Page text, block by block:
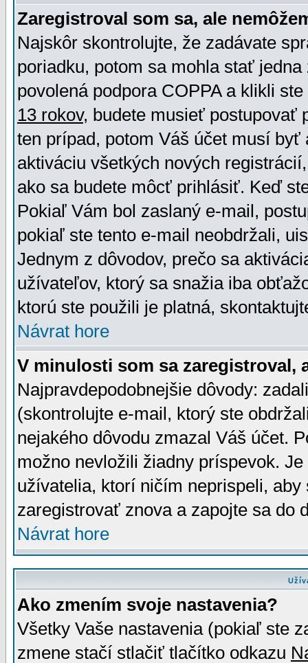
Zaregistroval som sa, ale
Najskôr skontrolujte, že zadávate
poriadku, potom sa mohla stať
povolená podpora COPPA a klikli
13 rokov, budete musieť postupovať
ten prípad, potom Váš účet musí
aktiváciu všetkých nových
ako sa budete môcť prihlásiť. Keď
Pokiaľ Vám bol zaslaný e-mail,
pokiaľ ste tento e-mail neobdržali,
Jednym z dôvodov, prečo sa
užívateľov, ktorý sa snažia iba
ktorú ste použili je platná,
Návrat hore
V minulosti som sa zaregistroval,
Najpravdepodobnejšie dôvody:
(skontrolujte e-mail, ktorý ste
nejakého dôvodu zmazal Váš účet.
možno nevložili žiadny príspevok.
užívatelia, ktorí ničím neprispeli,
zaregistrovať znova a zapojte sa do
Návrat hore
Ako zmením svoje nastavenia?
Všetky Vaše nastavenia (pokiaľ ste
zmene stačí stlačiť tlačítko odkazu